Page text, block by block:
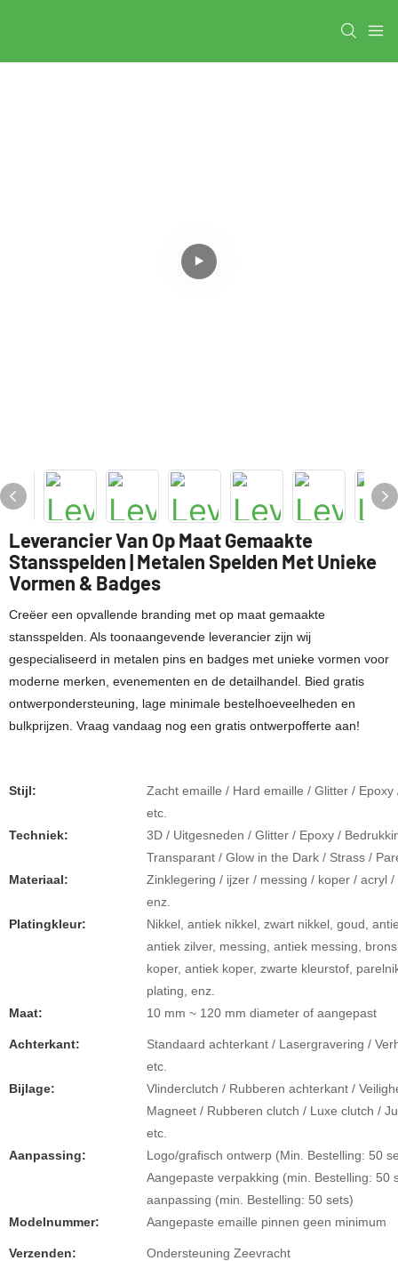
Leverancier Van Op Maat Gemaakte
Stansspelden | Metalen Spelden Met Unieke
Vormen & Badges
Creëer een opvallende branding met op maat gemaakte
stansspelden. Als toonaangevende leverancier zijn wij
gespecialiseerd in metalen pins en badges met unieke vormen voor
moderne merken, evenementen en de detailhandel. Bied gratis
ontwerpondersteuning, lage minimale bestelhoeveelheden en
bulkprijzen. Vraag vandaag nog een gratis ontwerpofferte aan!
Stijl:
Zacht emaille / Hard emaille / Glitter / Epoxy
etc.
Techniek:
3D / Uitgesneden / Glitter / Epoxy /
Transparant / Glow in the Dark / Strass /
Materiaal:
Zinklegering / ijzer / messing / koper / acryl
enz.
Platingkleur:
Nikkel, antiek nikkel, zwart nikkel, goud,
antiek zilver, messing, antiek messing,
koper, antiek koper, zwarte kleurstof,
plating, enz.
Maat:
10 mm ~ 120 mm diameter of aangepast
Achterkant:
Standaard achterkant / Lasergravering /
etc.
Bijlage:
Vlinderclutch / Rubberen achterkant /
Magneet / Rubberen clutch / Luxe clutch /
etc.
Aanpassing:
Logo/grafisch ontwerp (Min. Bestelling: 50
Aangepaste verpakking (min. Bestelling: 50
aanpassing (min. Bestelling: 50 sets)
Modelnummer:
Aangepaste emaille pinnen geen minimum
Verzenden: Ondersteuning Zeevracht